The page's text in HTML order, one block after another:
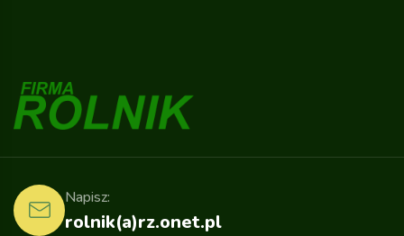
rolnik(a)rz.onet.pl
Napisz: